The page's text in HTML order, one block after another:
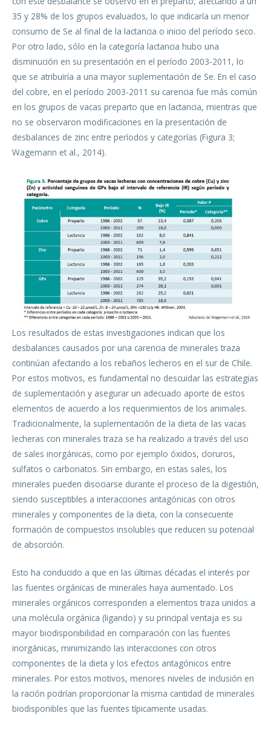
35 y 28% de los grupos evaluados, lo que indicaría un menor
consumo de Se al final de la lactancia o inicio del período seco.
Por otro lado, sólo en la categoría lactancia hubo una
disminución en su presentación en el período 2003-2011, lo
que se atribuiría a una mayor suplementación de Se. En el caso
del cobre, en el período 2003-2011 su carencia fue más común
en los grupos de vacas preparto que en lactancia, mientras que
no se observaron modificaciones en la presentación de
desbalances de zinc entre períodos y categorías (Figura 3;
Wagemann et al., 2014).
Los resultados de estas investigaciones indican que los
desbalances causados por una carencia de minerales traza
continúan afectando a los rebaños lecheros en el sur de Chile.
Por estos motivos, es fundamental no descuidar las estrategias
de suplementación y asegurar un adecuado aporte de estos
elementos de acuerdo a los requerimientos de los animales.
Tradicionalmente, la suplementación de la dieta de las vacas
lecheras con minerales traza se ha realizado a través del uso
de sales inorgánicas, como por ejemplo óxidos, cloruros,
sulfatos o carbonatos. Sin embargo, en estas sales, los
minerales pueden disociarse durante el proceso de la digestión,
siendo susceptibles a interacciones antagónicas con otros
minerales y componentes de la dieta, con la consecuente
formación de compuestos insolubles que reducen su potencial
de absorción.
Esto ha conducido a que en las últimas décadas el interés por
las fuentes orgánicas de minerales haya aumentado. Los
minerales orgánicos corresponden a elementos traza unidos a
una molécula orgánica (ligando) y su principal ventaja es su
mayor biodisponibilidad en comparación con las fuentes
inorgánicas, minimizando las interacciones con otros
componentes de la dieta y los efectos antagónicos entre
minerales. Por estos motivos, menores niveles de inclusión en
la ración podrían proporcionar la misma cantidad de minerales
biodisponibles que las fuentes típicamente usadas.